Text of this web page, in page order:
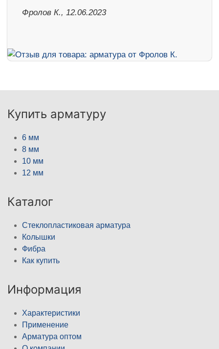
Фролов К., 12.06.2023
Купить арматуру
6 мм
8 мм
10 мм
12 мм
Каталог
Стеклопластиковая арматура
Колышки
Фибра
Как купить
Информация
Характеристики
Применение
Арматура оптом